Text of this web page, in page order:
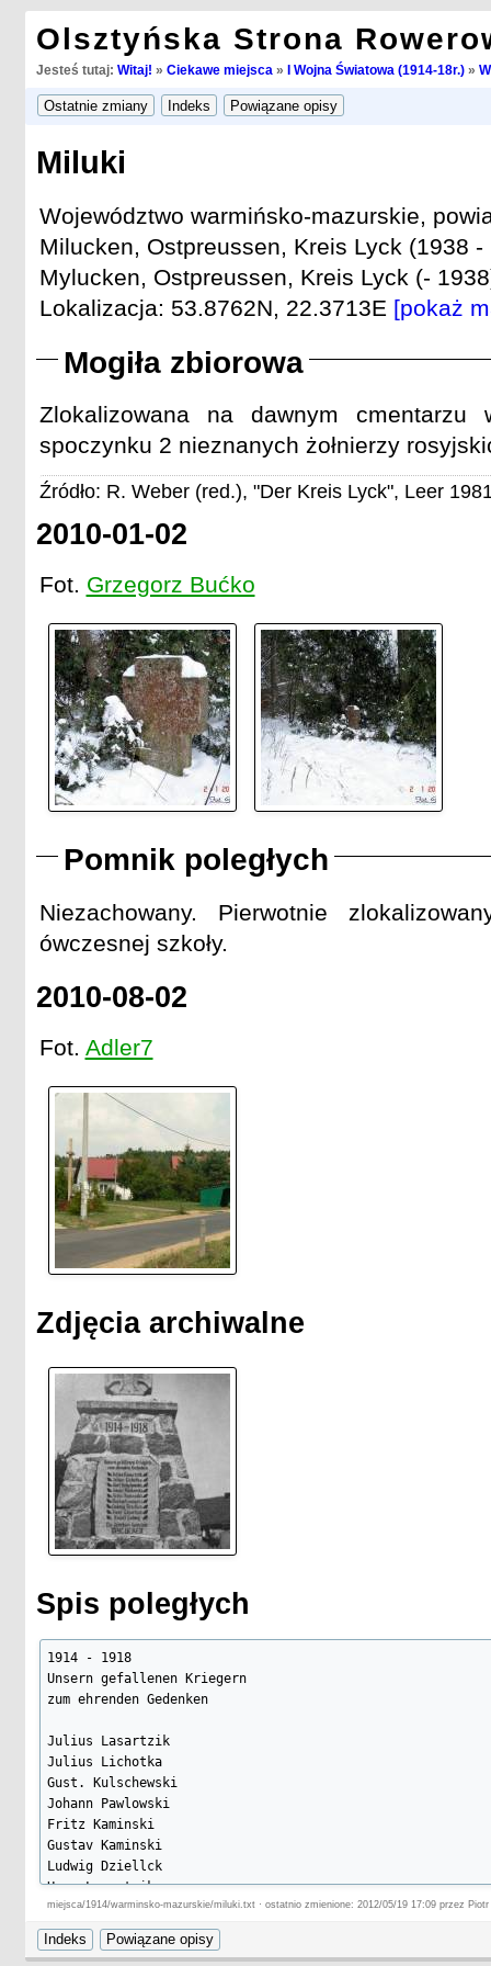
Olsztyńska Strona
Jesteś tutaj: Witaj! » Ciekawe miejsca » I Wojna Światowa (1914-18r.)»
Miluki
Województwo warmińsko-mazurskie,
Milucken, Ostpreussen, Kreis Lyck (1938 -
Mylucken, Ostpreussen, Kreis Lyck (-
Lokalizacja: 53.8762N, 22.3713E [pokaż
Mogiła zbiorowa
Zlokalizowana na dawnym cmentarzu
spoczynku 2 nieznanych żołnierzy
Źródło: R. Weber (red.), "Der Kreis Lyck", Leer
2010-01-02
Fot. Grzegorz Bućko
Pomnik poległych
Niezachowany. Pierwotnie
ówczesnej szkoły.
2010-08-02
Fot. Adler7
Zdjęcia archiwalne
Spis poległych
1914 - 1918
Unsern gefallenen Kriegern
zum ehrenden Gedenken
Julius Lasartzik
Julius Lichotka
Gust. Kulschewski
Johann Pawlowski
Fritz Kaminski
Gustav Kaminski
Ludwig Dziellck
Hans Lasartzik
Rudolf Ludwig
Die dankbare Gemeinde
miejsca/1914/warminsko-mazurskie/miluki.txt · ostatnio zmienione: 2012/05/19 17:09 przez Piotr